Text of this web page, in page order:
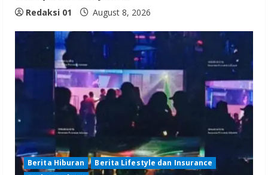
Redaksi 01 August 8, 2026
Berita Hiburan
Berita Lifestyle dan Insurance